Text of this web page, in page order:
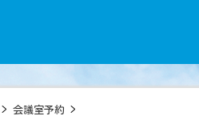
>会議室予約 >